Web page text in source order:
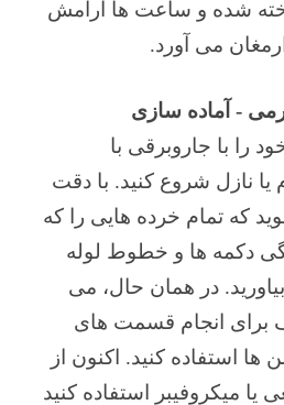
شده و ساعت ها آرامش
می آورد.
- آماده سازی
را با جاروبرقی با
یا نازل شروع کنید. با دقت
که تمام خرده هایی را که
دکمه ها و خطوط لوله
در همان حال، می
برای انجام قسمت های
استفاده کنید. اکنون از
میکروفیبر استفاده کنید